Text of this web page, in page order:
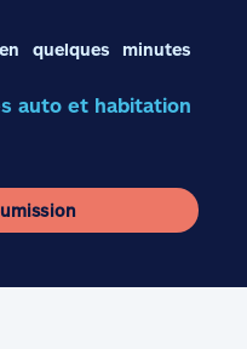
quelques minutes
auto et habitation